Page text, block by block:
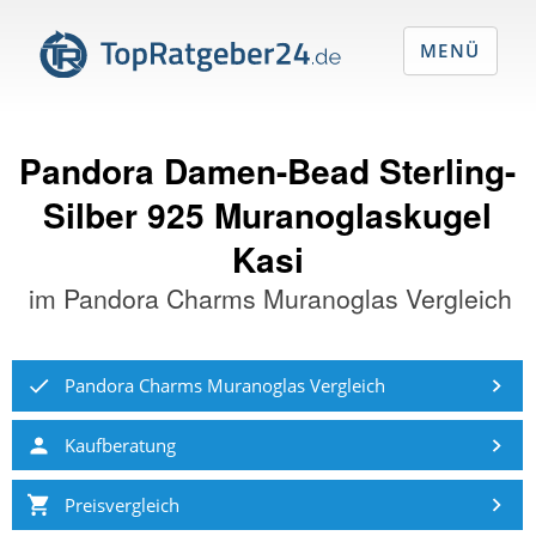
Pandora Damen-Bead Sterling-
Silber 925 Muranoglaskugel
Kasi
im Pandora Charms Muranoglas Vergleich
Pandora Charms Muranoglas Vergleich
Kaufberatung
Preisvergleich
MENÜ